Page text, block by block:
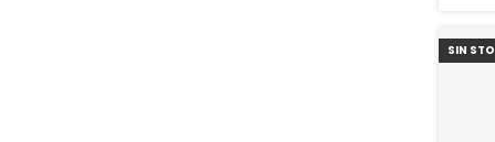
SIN